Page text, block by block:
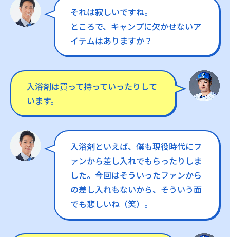
それは寂しいですね。
ところで、キャンプに欠かせないア
イテムはありますか？
入浴剤は買って持っていったりして
います。
入浴剤といえば、僕も現役時代にフ
ァンから差し入れでもらったりしま
した。今回はそういったファンから
の差し入れもないから、そういう面
でも悲しいね（笑）。